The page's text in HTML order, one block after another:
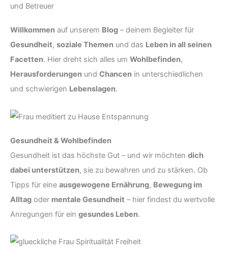
Willkommen auf unserem Blog – deinem Begleiter für
Gesundheit, soziale Themen und das Leben in all seinen
Facetten. Hier dreht sich alles um Wohlbefinden,
Herausforderungen und Chancen in unterschiedlichen
und schwierigen Lebenslagen.
Gesundheit & Wohlbefinden
Gesundheit ist das höchste Gut – und wir möchten dich
dabei unterstützen, sie zu bewahren und zu stärken. Ob
Tipps für eine ausgewogene Ernährung, Bewegung im
Alltag oder mentale Gesundheit – hier findest du wertvolle
Anregungen für ein gesundes Leben.